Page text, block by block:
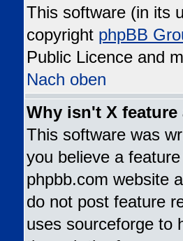
This software (in its
copyright phpBB
Public Licence and
Nach oben
Why isn't X feature
This software was
you believe a
phpbb.com website
do not post feature
uses sourceforge to